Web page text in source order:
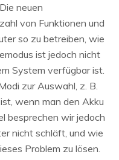
neuen
von Funktionen und
so zu betreiben, wie
ist jedoch nicht
System verfügbar ist.
zur Auswahl, z. B.
wenn man den Akku
besprechen wir jedoch
nicht schläft, und wie
Problem zu lösen.